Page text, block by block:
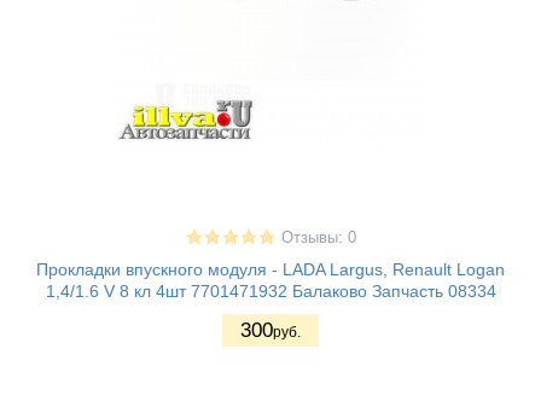
Отзывы: 0
Прокладки впускного модуля - LADA Largus, Renault Logan
1,4/1.6 V 8 кл 4шт 7701471932 Балаково Запчасть 08334
300руб.